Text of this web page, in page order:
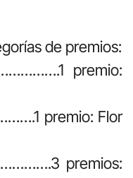
de premios:
premio:
premio: Flor
premios: